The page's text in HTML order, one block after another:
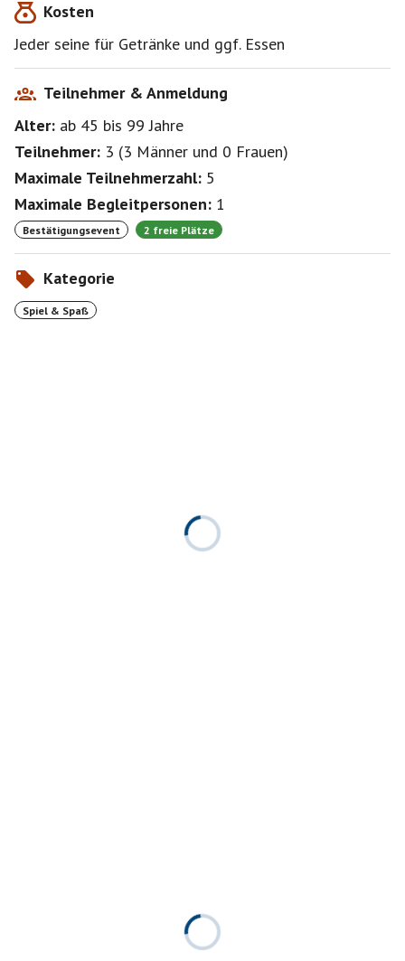
Kosten
Jeder seine für Getränke und ggf. Essen
Teilnehmer & Anmeldung
Alter: ab 45 bis 99Jahre
Teilnehmer: 3 (3 Männer und 0 Frauen)
Maximale Teilnehmerzahl: 5
Maximale Begleitpersonen: 1
Bestätigungsevent 2 freie Plätze
Kategorie
Spiel & Spaß